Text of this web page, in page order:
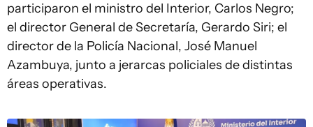
participaron el ministro del Interior, Carlos Negro;
el director General de Secretaría, Gerardo Siri; el
director de la Policía Nacional, José Manuel
Azambuya, junto a jerarcas policiales de distintas
áreas operativas.